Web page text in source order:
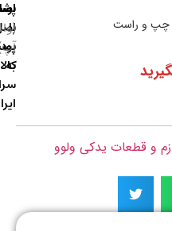
قطعات یدکی ولوو
سراسر
اصالت
پشتیبانی
(واتس